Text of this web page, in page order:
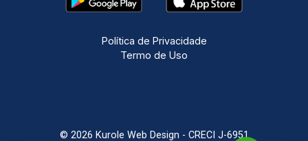
Política de Privacidade
Termo de Uso
© 2026 Kurole Web Design - CRECI J-6951